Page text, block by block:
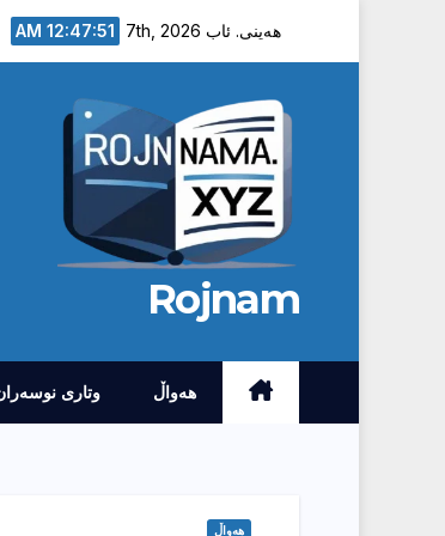
هەینی. ئاب 7th, 2026 12:47:52 AM
Rojnam
هەواڵ وتارى
هەواڵ